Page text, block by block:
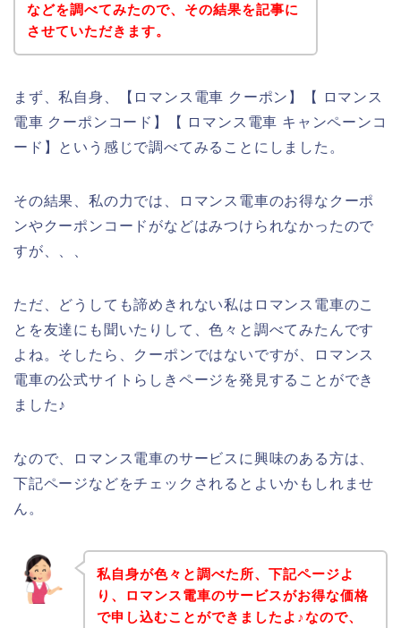
などを調べてみたので、その結果を記事に
させていただきます。
まず、私自身、【ロマンス電車 クーポン】【 ロマンス
電車 クーポンコード】【 ロマンス電車 キャンペーンコ
ード】という感じで調べてみることにしました。
その結果、私の力では、ロマンス電車のお得なクーポ
ンやクーポンコードがなどはみつけられなかったので
すが、、、
ただ、どうしても諦めきれない私はロマンス電車のこ
とを友達にも聞いたりして、色々と調べてみたんです
よね。そしたら、クーポンではないですが、ロマンス
電車の公式サイトらしきページを発見することができ
ました♪
なので、ロマンス電車のサービスに興味のある方は、
下記ページなどをチェックされるとよいかもしれませ
ん。
私自身が色々と調べた所、下記ページよ
り、ロマンス電車のサービスがお得な価格
で申し込むことができましたよ♪なので、